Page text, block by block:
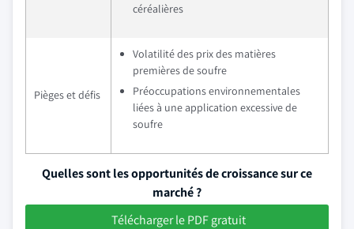
céréalières
Pièges et défis
Volatilité des prix des matières
premières de soufre
Préoccupations environnementales
liées à une application excessive de
soufre
Quelles sont les opportunités de croissance sur ce
marché ?
Télécharger le PDF gratuit